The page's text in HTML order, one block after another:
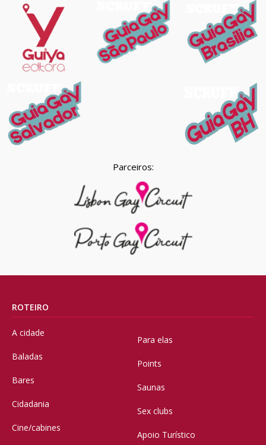
Parceiros:
ROTEIRO
A cidade
Baladas
Bares
Cidadania
Cine/cabines
Para elas
Points
Saunas
Sex clubs
Apoio Turístico